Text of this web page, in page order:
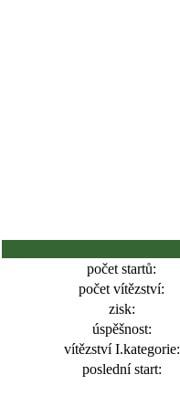
počet startů:
počet vítězství:
zisk:
úspěšnost:
vítězství I.kategorie:
poslední start: